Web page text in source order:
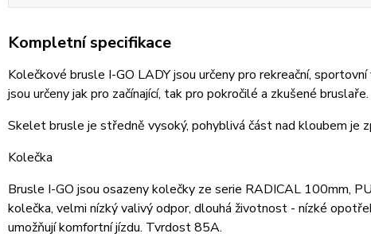
Kompletní specifikace
Kolečkové brusle I-GO LADY jsou určeny pro rekreační,
jsou určeny jak pro začínající, tak pro pokročilé a zkušené bruslaře.
Skelet brusle je středně vysoký, pohyblivá část nad kloubem je
Kolečka
Brusle I-GO jsou osazeny kolečky ze serie RADICAL 100mm,
kolečka, velmi nízký valivý odpor, dlouhá životnost - nízké
umožňují komfortní jízdu. Tvrdost 85A.